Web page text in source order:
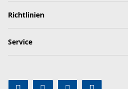
Richtlinien
Service